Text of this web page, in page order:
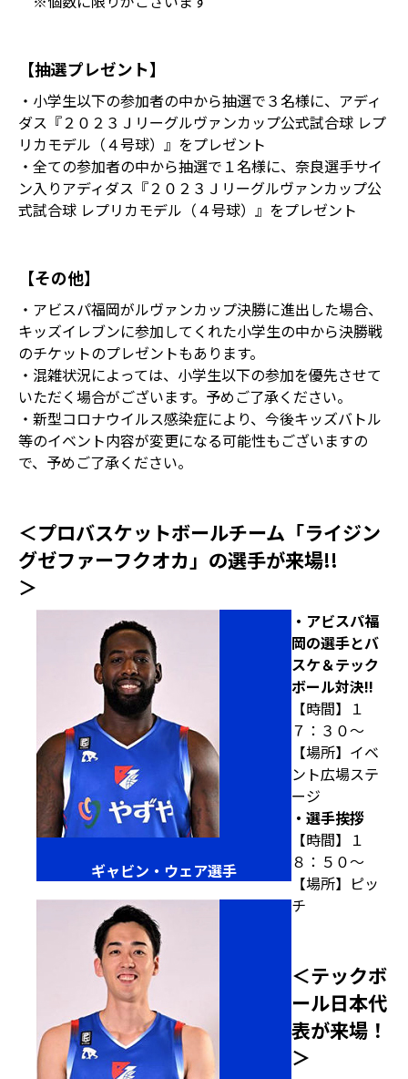
【抽選プレゼント】
・小学生以下の参加者の中から抽選で３名様に、アディ
ダス『２０２３Ｊリーグルヴァンカップ公式試合球 レプ
リカモデル（４号球）』をプレゼント
・全ての参加者の中から抽選で１名様に、奈良選手サイ
ン入りアディダス『２０２３Ｊリーグルヴァンカップ公
式試合球 レプリカモデル（４号球）』をプレゼント
【その他】
・アビスパ福岡がルヴァンカップ決勝に進出した場合、
キッズイレブンに参加してくれた小学生の中から決勝戦
のチケットのプレゼントもあります。
・混雑状況によっては、小学生以下の参加を優先させて
いただく場合がございます。予めご了承ください。
・新型コロナウイルス感染症により、今後キッズバトル
等のイベント内容が変更になる可能性もございますの
で、予めご了承ください。
＜プロバスケットボールチーム「ライジン
グゼファーフクオカ」の選手が来場!!
＞
ギャビン・ウェア選手
・アビスパ福
岡の選手とバ
スケ＆テック
ボール対決!!
【時間】１
７：３０～
【場所】イベ
ント広場ステ
ージ
・選手挨拶
【時間】１
８：５０～
【場所】ピッ
チ
＜テックボ
ール日本代
表が来場！
＞